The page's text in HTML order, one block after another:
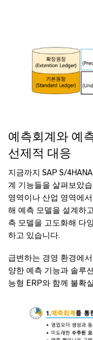
예측회계와 예
선제적 대응
지금까지 SAP S/
계 기능들을 살펴보았
영역이나 산업 영역에
해 예측 모델을 설계하
측 모델을 고도화해 다
하고 있습니다.
급변하는 경영 환경에
양한 예측 기능과 솔루
능형 ERP와 함께 불확